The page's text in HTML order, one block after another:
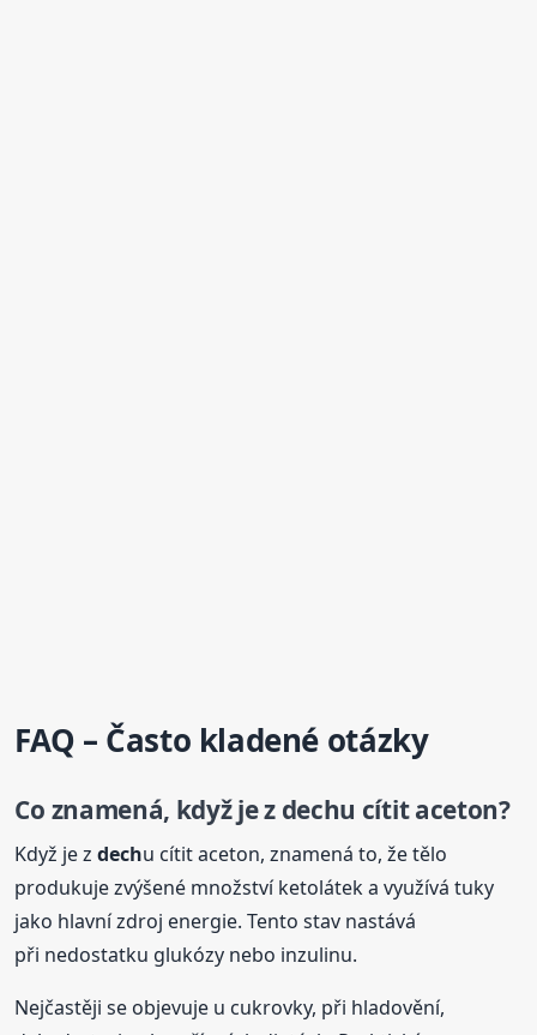
FAQ – Často kladené otázky
Co znamená, když je z dechu cítit aceton?
Když je zdechu cítit aceton, znamená to, že tělo
produkuje zvýšené množství ketolátek a využívá tuky
jako hlavní zdroj energie. Tento stav nastává
při nedostatku glukózy nebo inzulinu.
Nejčastěji se objevuje u cukrovky, při hladovění,